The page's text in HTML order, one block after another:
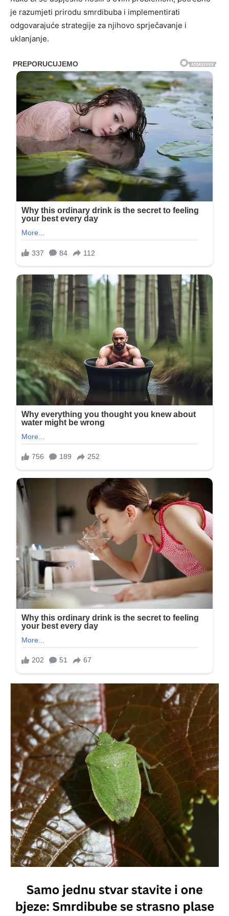
je razumjeti prirodu smrdibuba i implementirati
odgovarajuće strategije za njihovo sprječavanje i
uklanjanje.